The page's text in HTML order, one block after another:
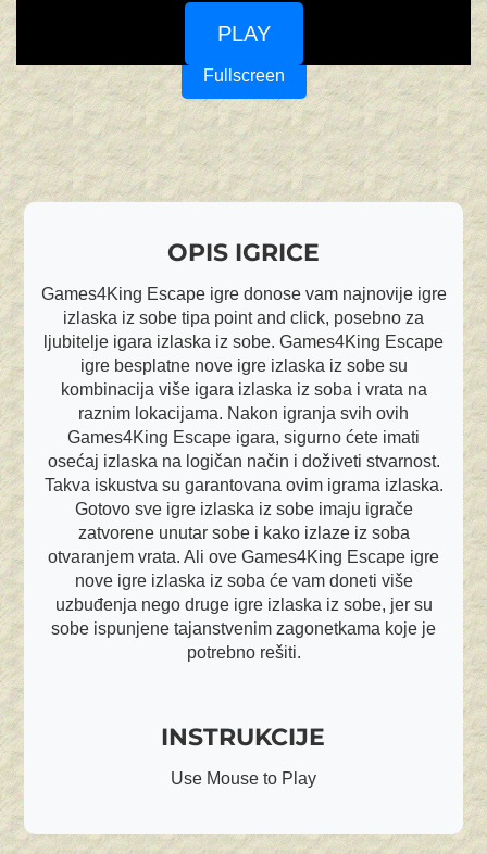
PLAY
Fullscreen
OPIS IGRICE
Games4King Escape igre donose vam najnovije igre
izlaska iz sobe tipa point and click, posebno za
ljubitelje igara izlaska iz sobe. Games4King Escape
igre besplatne nove igre izlaska iz sobe su
kombinacija više igara izlaska iz soba i vrata na
raznim lokacijama. Nakon igranja svih ovih
Games4King Escape igara, sigurno ćete imati
osećaj izlaska na logičan način i doživeti stvarnost.
Takva iskustva su garantovana ovim igrama izlaska.
Gotovo sve igre izlaska iz sobe imaju igrače
zatvorene unutar sobe i kako izlaze iz soba
otvaranjem vrata. Ali ove Games4King Escape igre
nove igre izlaska iz soba će vam doneti više
uzbuđenja nego druge igre izlaska iz sobe, jer su
sobe ispunjene tajanstvenim zagonetkama koje je
potrebno rešiti.
INSTRUKCIJE
Use Mouse to Play